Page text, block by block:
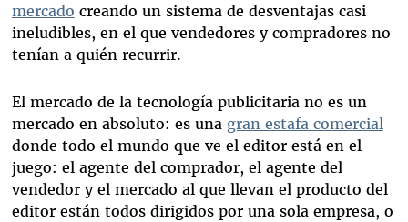
mercado creando un sistema de desventajas casi
ineludibles, en el que vendedores y compradores no
tenían a quién recurrir.
El mercado de la tecnología publicitaria no es un
mercado en absoluto: es una gran estafa comercial
donde todo el mundo que ve el editor está en el
juego: el agente del comprador, el agente del
vendedor y el mercado al que llevan el producto del
editor están todos dirigidos por una sola empresa, o